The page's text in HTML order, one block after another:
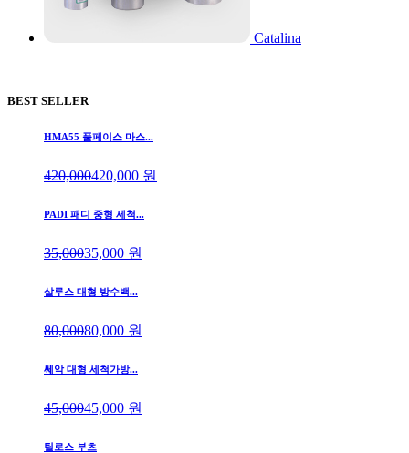
Catalina
BEST SELLER
HMA55 풀페이스 마스...
420,000420,000 원
PADI 패디 중형 세척...
35,00035,000 원
살루스 대형 방수백...
80,00080,000 원
쎄악 대형 세척가방...
45,00045,000 원
틸로스 부츠